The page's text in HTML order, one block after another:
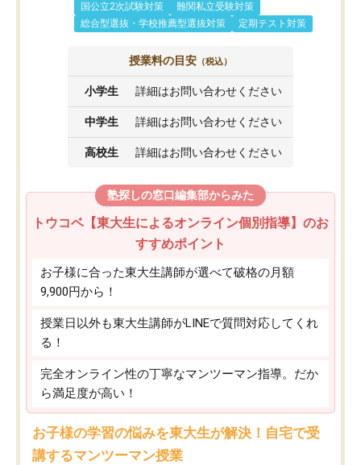
国公立2次試験対策
難関私立受験対策
総合型選抜・学校推薦型選抜対策
定期テスト対策
授業料の目安 （税込）
小学生 詳細はお問い合わせください
中学生 詳細はお問い合わせください
高校生 詳細はお問い合わせください
塾探しの窓口編集部からみた
トウコベ【東大生によるオンライン個別指導】のお
すすめポイント
お子様に合った東大生講師が選べて破格の月額
9,900円から！
授業日以外も東大生講師がLINEで質問対応してくれ
る！
完全オンライン性の丁寧なマンツーマン指導。だか
ら満足度が高い！
お子様の学習の悩みを東大生が解決！自宅で受
講するマンツーマン授業